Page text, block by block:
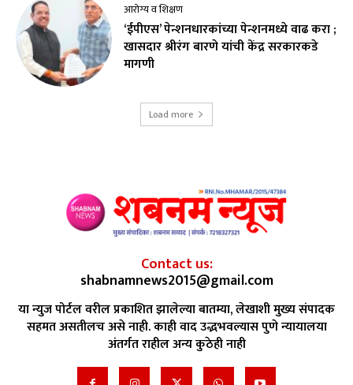
आरोग्य व शिक्षण
‘ईपीएस’ पेन्शनधारकांच्या पेन्शनमध्ये वाढ करा ;
खासदार श्रीरंग बारणे यांची केंद्र सरकारकडे
मागणी
Load more
Contact us:
shabnamnews2015@gmail.com
या न्युज पोर्टल वरील प्रकाशित झालेल्या बातम्या, लेखाशी मुख्य संपादक
सहमत असतीलच असे नाही. काही वाद उद्भभवल्यास पुणे न्यायालया
अंतर्गत राहील अन्य कुठेही नाही